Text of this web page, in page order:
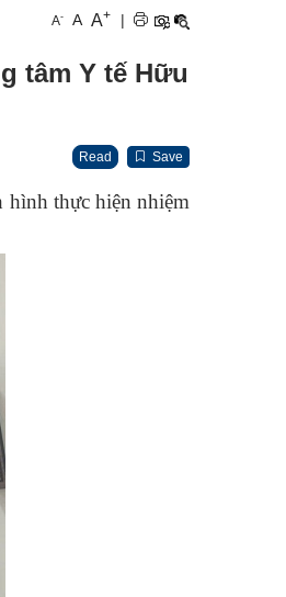
A- A A+ |
tâm Y tế Hữu
Read Save
hình thực hiện nhiệm